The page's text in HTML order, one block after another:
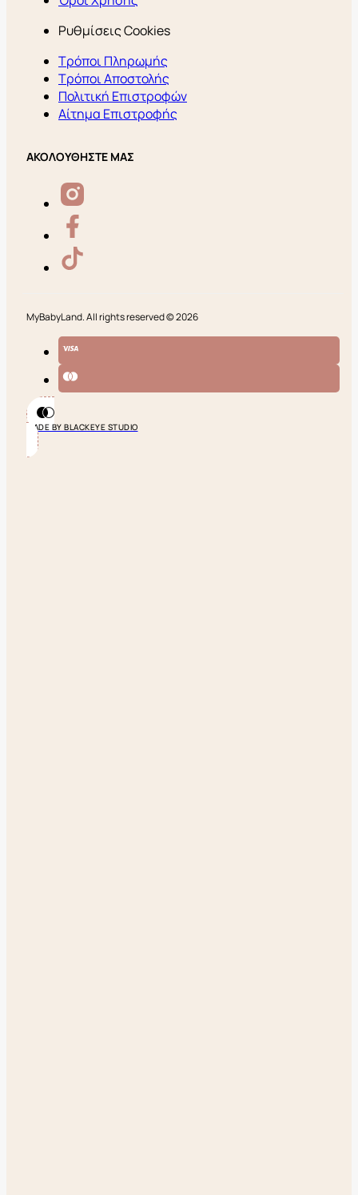
Ρυθμίσεις Cookies
Τρόποι Πληρωμής
Τρόποι Αποστολής
Πολιτική Επιστροφών
Αίτημα Επιστροφής
ΑΚΟΛΟΥΘΗΣΤΕ ΜΑΣ
MyBabyLand. All rights reserved © 2026
MADE BY BLACKEYE STUDIO